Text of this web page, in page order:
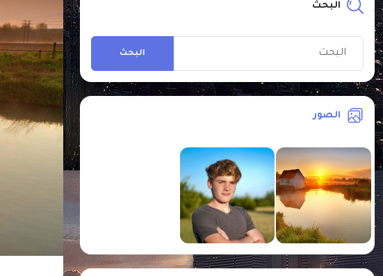
البحث
البحث
الصور